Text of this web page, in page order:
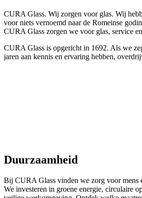
CURA Glass. Wij zorgen voor glas. Wij
voor niets vernoemd naar de Romeinse
CURA Glass zorgen we voor glas, service
CURA Glass is opgericht in 1692. Als we
jaren aan kennis en ervaring hebben,
Duurzaamheid
Bij CURA Glass vinden we zorg voor mens
We investeren in groene energie, circulaire